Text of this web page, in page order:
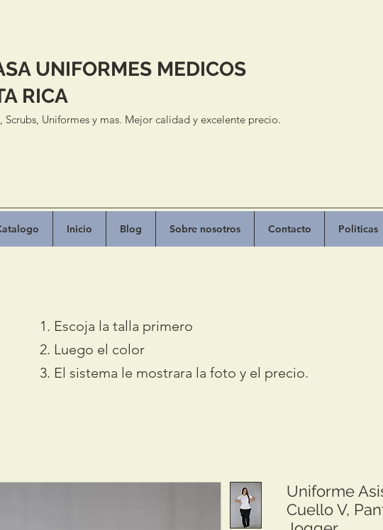
UNIFORMES MEDICOS
RICA
Scrubs, Uniformes y mas. Mejor calidad y excelente precio.
Inicio Blog Sobre nosotros Contacto Politicas
Escoja la talla primero
Luego el color
El sistema le mostrara la foto y el precio.
Uniforme
Cuello V,